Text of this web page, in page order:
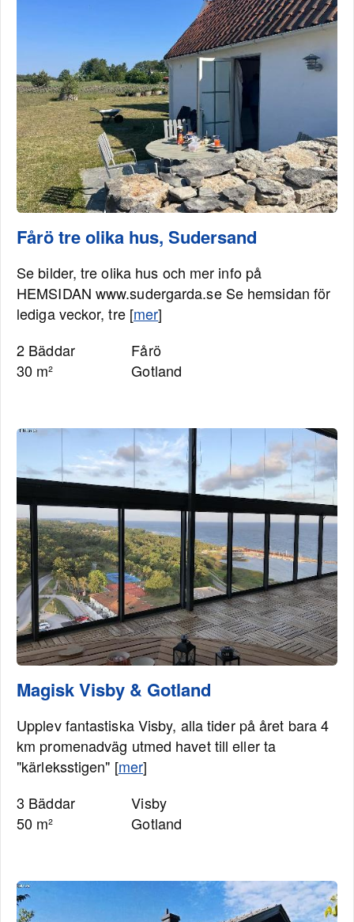
Fårö tre olika hus, Sudersand
Se bilder, tre olika hus och mer info på
HEMSIDAN www.sudergarda.se Se hemsidan för
lediga veckor, tre [mer]
2 Bäddar
30 m²
Fårö
Gotland
Magisk Visby & Gotland
Upplev fantastiska Visby, alla tider på året bara 4
km promenadväg utmed havet till eller ta
"kärleksstigen" [mer]
3 Bäddar
50 m²
Visby
Gotland